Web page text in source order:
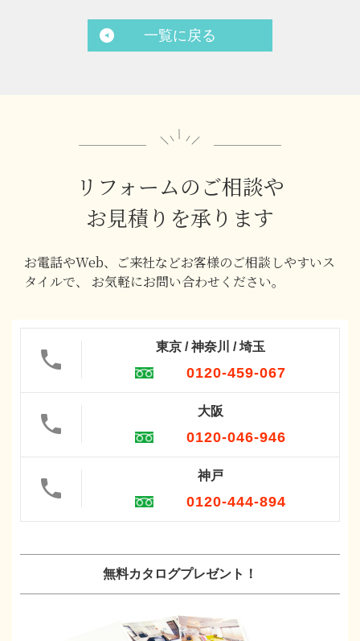
一覧に戻る
リフォームのご相談や
お見積りを承ります
お電話やWeb、ご来社などお客様のご相談しやすいス
タイルで、
お気軽にお問い合わせください。
東京 / 神奈川 / 埼玉
0120-459-067
大阪
0120-046-946
神戸
0120-444-894
無料カタログプレゼント！